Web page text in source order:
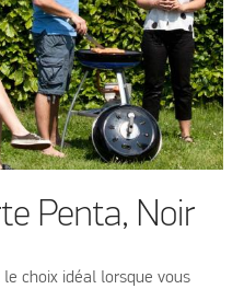
Penta, Noir
choix idéal lorsque vous